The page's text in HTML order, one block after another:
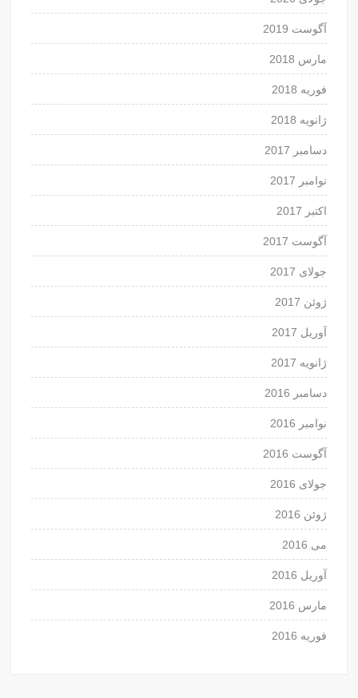
آگوست 2019
مارس 2018
فوریه 2018
ژانویه 2018
دسامبر 2017
نوامبر 2017
اکتبر 2017
آگوست 2017
جولای 2017
ژوئن 2017
آوریل 2017
ژانویه 2017
دسامبر 2016
نوامبر 2016
آگوست 2016
جولای 2016
ژوئن 2016
می 2016
آوریل 2016
مارس 2016
فوریه 2016